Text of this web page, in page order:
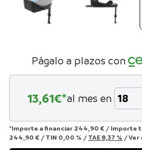
Págalo a plazos con
13,61€*al mes en
*Importe a financiar 244,90 € / Importe
244,90 € / TIN 0,00 % / TAE 8,37 % /Ver